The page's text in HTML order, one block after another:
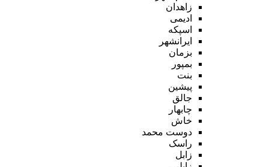
زاهدان
ادیمی
اسپکه
ایرانشهر
بزمان
بمپور
بنت
پیشین
جالق
چابهار
خاش
دوست محمد
راسک
زابل